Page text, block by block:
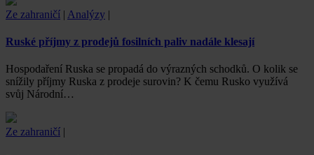
Ze zahraničí | Analýzy |
Ruské příjmy z prodejů fosilních paliv nadále klesají
Hospodaření Ruska se propadá do výrazných schodků. O kolik se
snížily příjmy Ruska z prodeje surovin? K čemu Rusko využívá
svůj Národní…
Ze zahraničí